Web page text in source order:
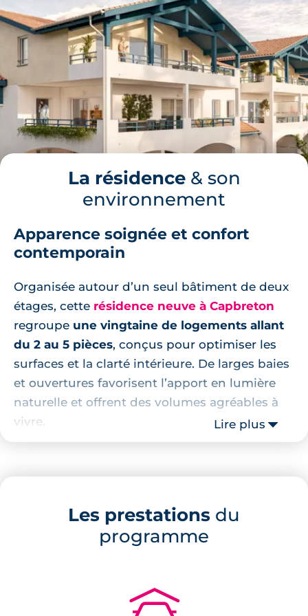
La résidence& son
environnement
Apparence soignée et confort
contemporain
Organisée autour d’un seul bâtiment de deux
étages, cette résidence neuve à Capbreton
regroupe une vingtaine de logements allant
du 2 au 5 pièces, conçus pour optimiser les
surfaces et la clarté intérieure. De larges baies
et ouvertures favorisent l’apport en lumière
naturelle et offrent des volumes agréables à
vivre.
climat littoral. Le stationnement est traité de
manière complète : parkings sécurisés de 36
places en sous‑sol, places visiteurs en surface,
(trois prévus, dont deux en sous‑sol) pour
faciliter les déplacements doux.
Lire plus
Les prestations du
programme